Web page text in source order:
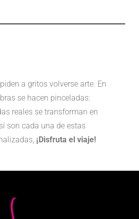
a gritos volverse arte. En
se hacen pinceladas:
reales se transforman en
son cada una de estas
¡Disfruta el viaje!